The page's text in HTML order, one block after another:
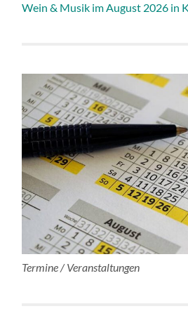
Wein & Musik im August 2026 in
Termine / Veranstaltungen